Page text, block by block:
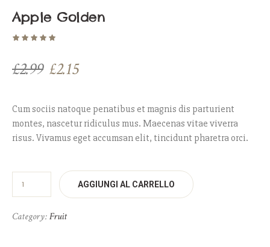
Apple Golden
£2.99 £2.15
Cum sociis natoque penatibus et magnis dis parturient
montes, nascetur ridiculus mus. Maecenas vitae viverra
risus. Vivamus eget accumsan elit, tincidunt pharetra orci.
AGGIUNGI AL CARRELLO
Category:Fruit